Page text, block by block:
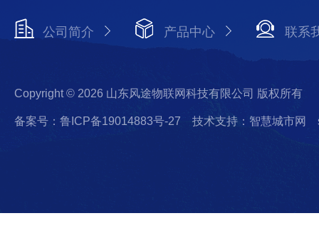
公司简介 产品中心 联系
Copyright © 2026 山东风途物联网科技有限公司 版权所有
备案号：鲁ICP备19014883号-27 技术支持：智慧城市网